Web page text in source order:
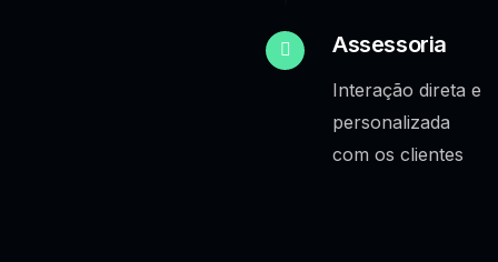
Assessoria
Interação direta e
personalizada
com os clientes